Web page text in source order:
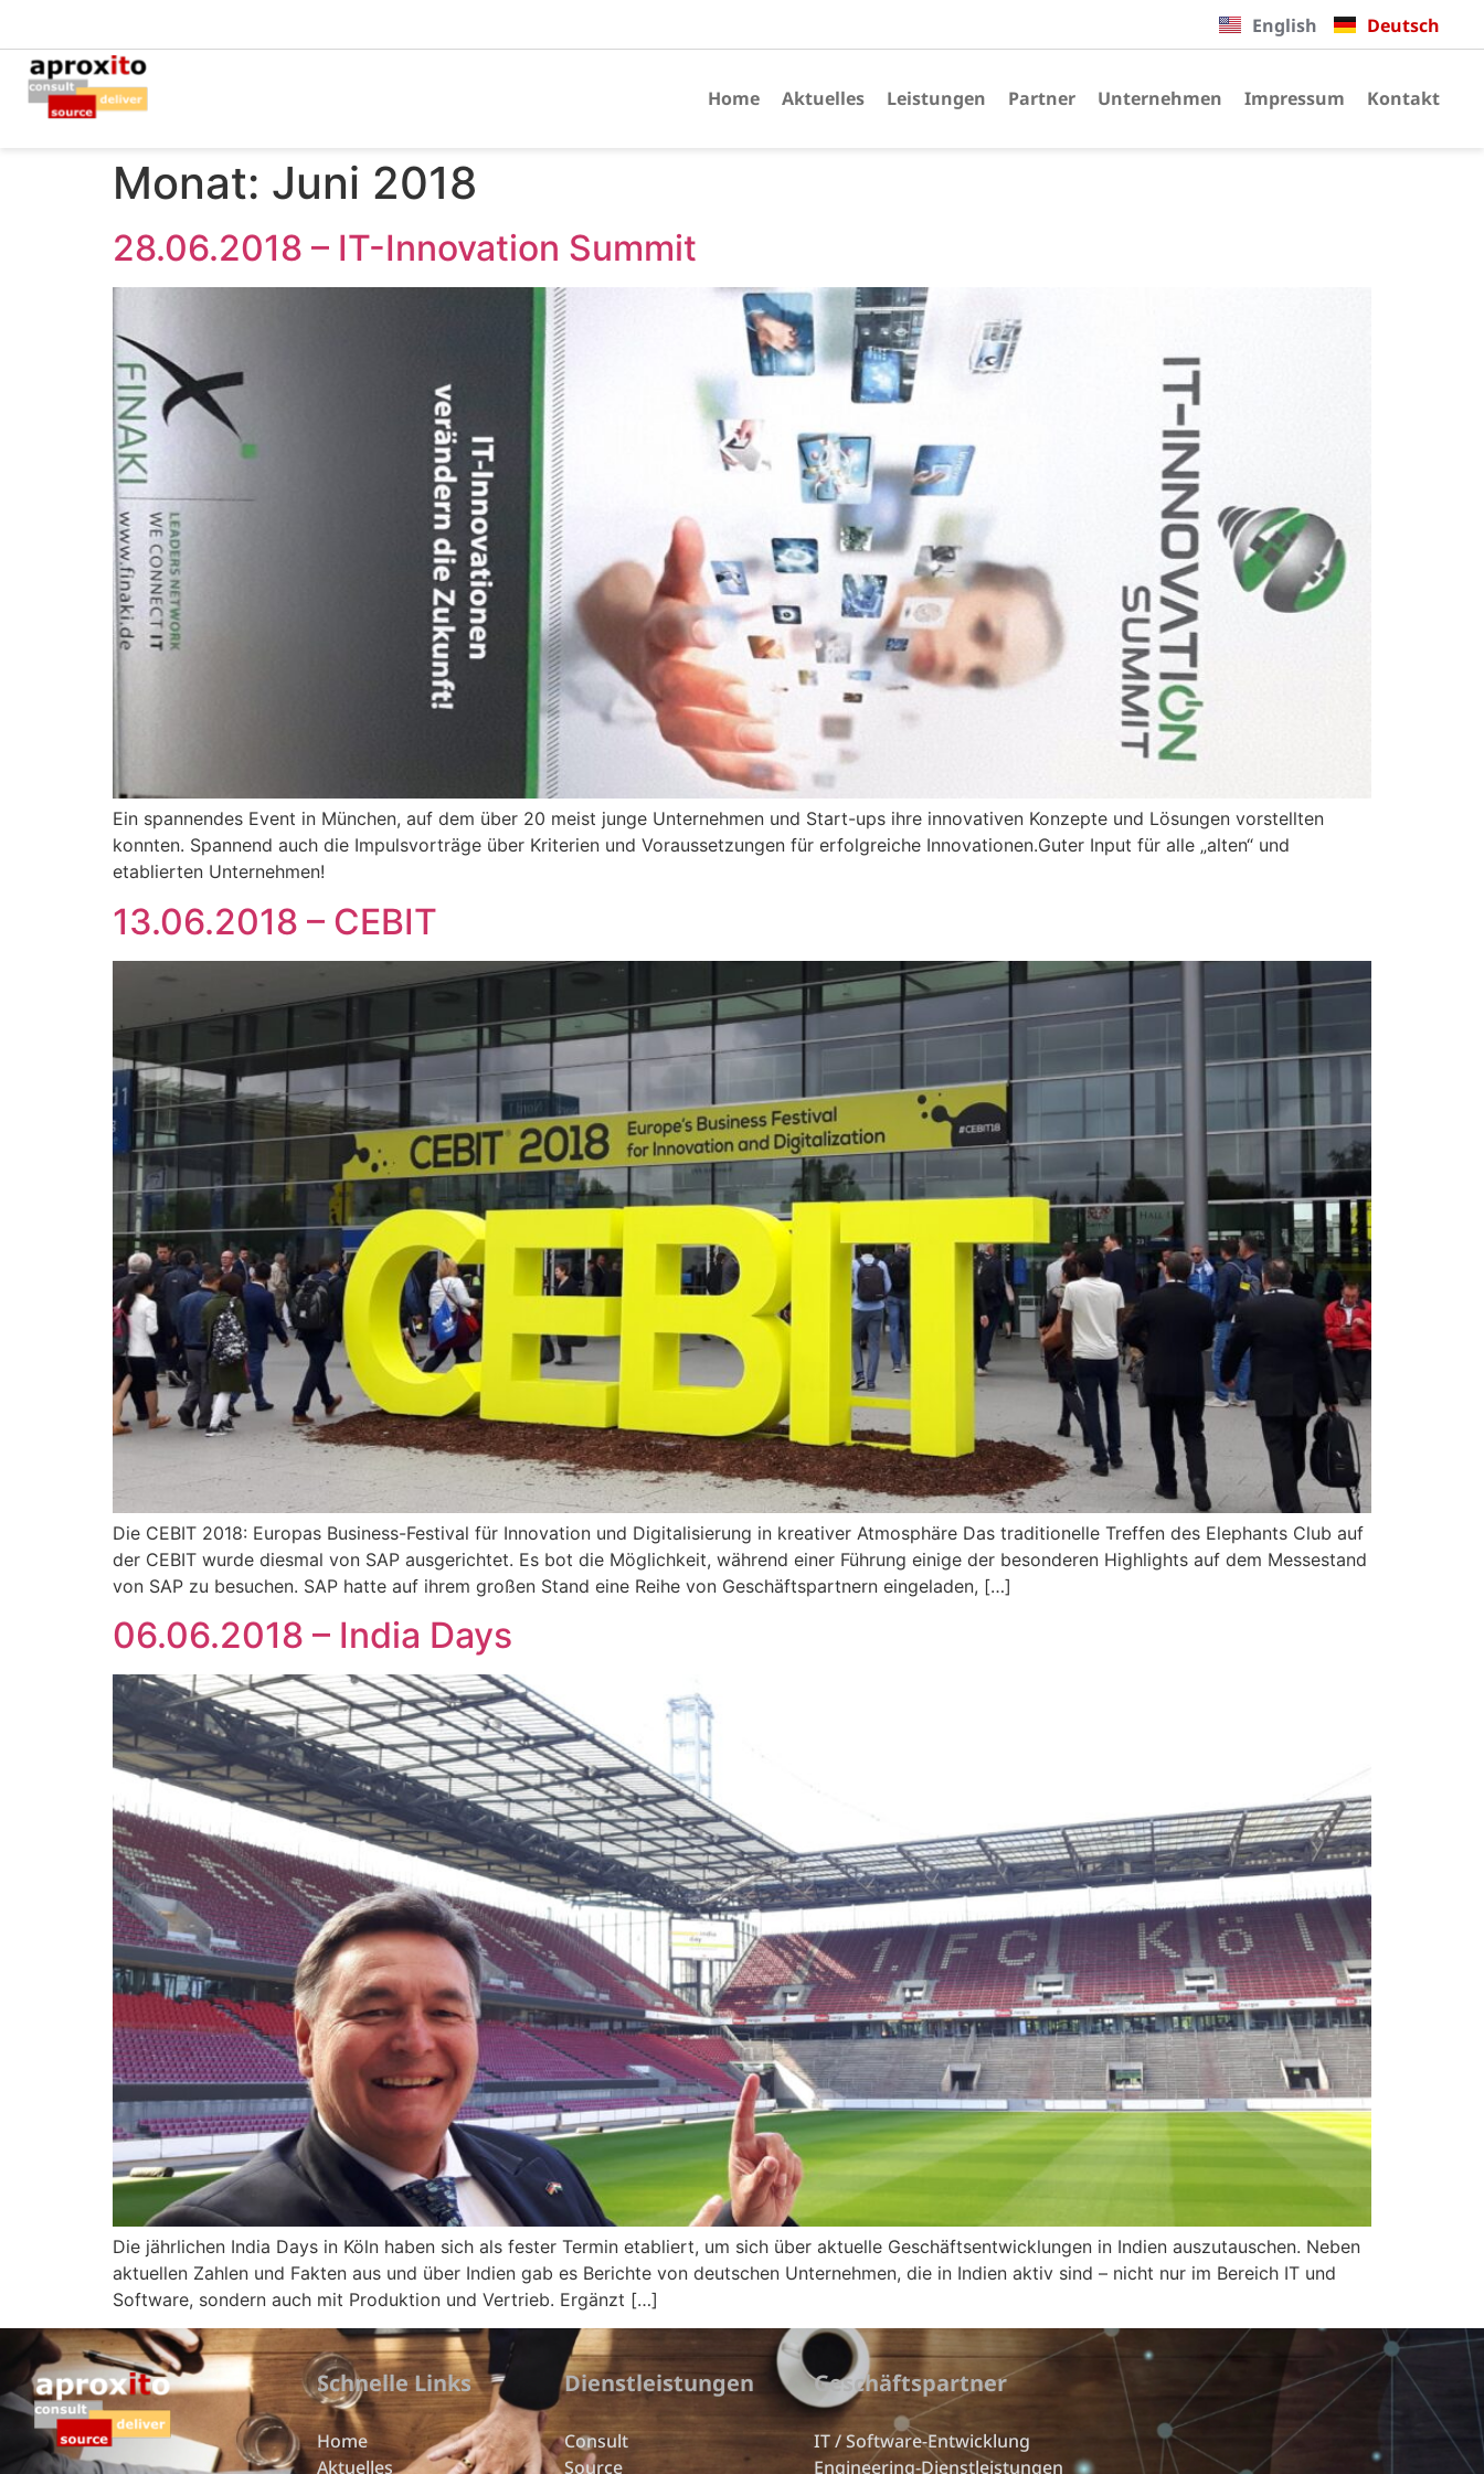
English Deutsch
Home Aktuelles Leistungen Partner Unternehmen Impressum Kontakt
Monat: Juni 2018
28.06.2018 – IT-Innovation Summit
Ein spannendes Event in München, auf dem über 20 meist junge Unternehmen und Start-ups ihre innovativen Konzepte und Lösungen vorstellten
konnten. Spannend auch die Impulsvorträge über Kriterien und Voraussetzungen für erfolgreiche Innovationen.Guter Input für alle „alten“ und
etablierten Unternehmen!
13.06.2018 – CEBIT
Die CEBIT 2018: Europas Business-Festival für Innovation und Digitalisierung in kreativer Atmosphäre Das traditionelle Treffen des Elephants Club auf
der CEBIT wurde diesmal von SAP ausgerichtet. Es bot die Möglichkeit, während einer Führung einige der besonderen Highlights auf dem Messestand
von SAP zu besuchen. SAP hatte auf ihrem großen Stand eine Reihe von Geschäftspartnern eingeladen, […]
06.06.2018 – India Days
Die jährlichen India Days in Köln haben sich als fester Termin etabliert, um sich über aktuelle Geschäftsentwicklungen in Indien auszutauschen. Neben
aktuellen Zahlen und Fakten aus und über Indien gab es Berichte von deutschen Unternehmen, die in Indien aktiv sind – nicht nur im Bereich IT und
Software, sondern auch mit Produktion und Vertrieb. Ergänzt […]
Schnelle Links
Home
Aktuelles
Dienstleistungen
Consult
Source
Geschäftspartner
IT / Software-Entwicklung
Engineering-Dienstleistungen